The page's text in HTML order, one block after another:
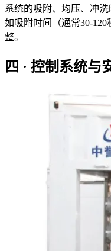
系统的吸附、均压、冲
如吸附时间（通常30-
整。
四 · 控制系统与